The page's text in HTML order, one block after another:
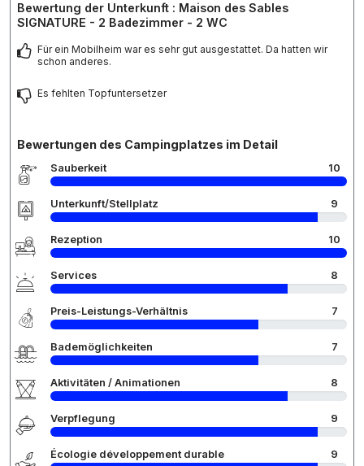
Bewertung der Unterkunft : Maison des Sables
SIGNATURE - 2 Badezimmer - 2 WC
Für ein Mobilheim war es sehr gut ausgestattet. Da hatten wir
schon anderes.
Es fehlten Topfuntersetzer
Bewertungen des Campingplatzes im Detail
Sauberkeit 10
Unterkunft/Stellplatz 9
Rezeption 10
Services 8
Preis-Leistungs-Verhältnis 7
Bademöglichkeiten 7
Aktivitäten / Animationen 8
Verpflegung 9
Écologie développement durable 9